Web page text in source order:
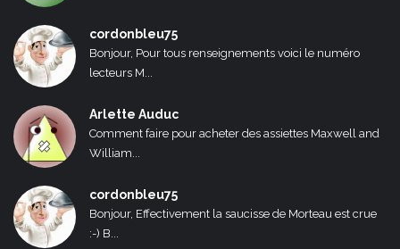
cordonbleu75
Bonjour, Pour tous renseignements voici le numéro
lecteurs M...
Arlette Auduc
Comment faire pour acheter des assiettes Maxwell and
William...
cordonbleu75
Bonjour, Effectivement la saucisse de Morteau est crue
:-) B...